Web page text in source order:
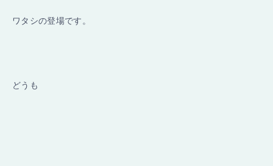
ワタシの登場です。
どうも